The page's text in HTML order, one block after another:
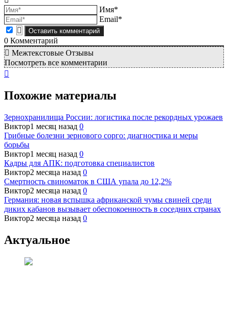
Имя*
Email*
0 Комментарий
Межтекстовые Отзывы
Посмотреть все комментарии
Похожие материалы
Зернохранилища России: логистика после рекордных урожаев
Виктор1 месяц назад 0
Грибные болезни зернового сорго: диагностика и меры
борьбы
Виктор1 месяц назад 0
Кадры для АПК: подготовка специалистов
Виктор2 месяца назад 0
Смертность свиноматок в США упала до 12,2%
Виктор2 месяца назад 0
Германия: новая вспышка африканской чумы свиней среди
диких кабанов вызывает обеспокоенность в соседних странах
Виктор2 месяца назад 0
Актуальное